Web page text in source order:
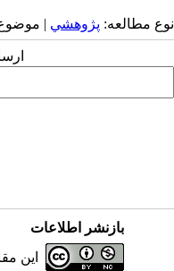
نوع مطالعه: پژوهشي |
بازنشر اطلاعات
این